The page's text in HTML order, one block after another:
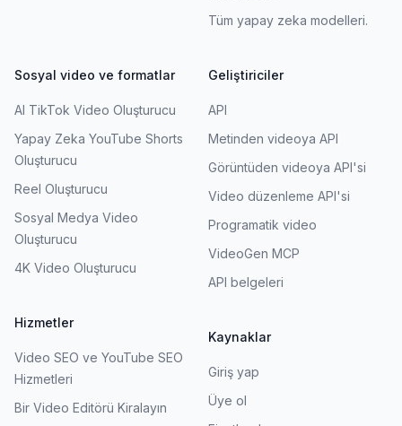
Tüm yapay zeka modelleri.
Sosyal video ve formatlar
AI TikTok Video Oluşturucu
Yapay Zeka YouTube Shorts
Oluşturucu
Reel Oluşturucu
Sosyal Medya Video
Oluşturucu
4K Video Oluşturucu
Hizmetler
Video SEO ve YouTube SEO
Hizmetleri
Bir Video Editörü Kiralayın
Geliştiriciler
API
Metinden videoya API
Görüntüden videoya API'si
Video düzenleme API'si
Programatik video
VideoGen MCP
API belgeleri
Kaynaklar
Giriş yap
Üye ol